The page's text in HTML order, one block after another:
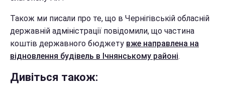
Також ми писали про те, що в Чернігівській обласній
державній адміністрації повідомили, що частина
коштів державного бюджету вже направлена на
відновлення будівель в Ічнянському районі.
Дивіться також: